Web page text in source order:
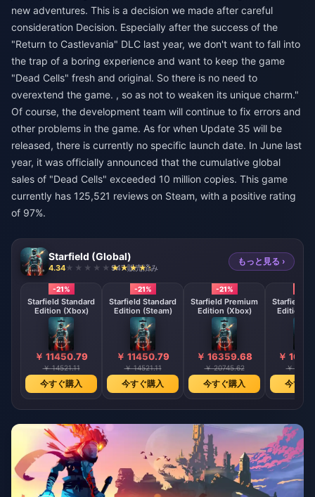
new adventures. This is a decision we made after careful
consideration Decision. Especially after the success of the
"Return to Castlevania" DLC last year, we don't want to fall into
the trap of a boring experience and want to keep the game
"Dead Cells" fresh and original. So there is no need to
overextend the game. , so as not to weaken its unique charm."
Of course, the development team will continue to fix errors and
other problems in the game. As for when Update 35 will be
released, there is currently no specific launch date. In June last
year, it was officially announced that the cumulative global
sales of "Dead Cells" exceeded 10 million copies. This game
currently has 125,521 reviews on Steam, with a positive rating
of 97%.
Starfield (Global)
4.34 947 販売済み
もっと見る ›
-21%
Starfield Standard
Edition (Xbox)
￥ 11450.79
￥ 14521.11
今すぐ購入
-21%
Starfield Standard
Edition (Steam)
￥ 11450.79
￥ 14521.11
今すぐ購入
-21%
Starfield Premium
Edition (Xbox)
￥ 16359.68
￥ 20745.62
今すぐ購入
Starfield
Edition
￥
￥
今すぐ